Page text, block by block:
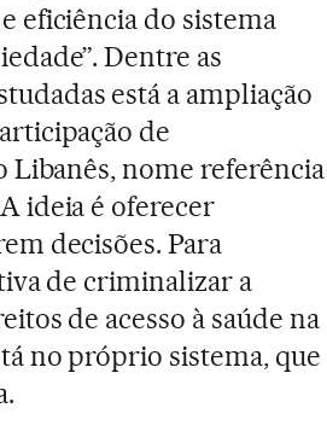
eficiência do sistema
Dentre as
está a ampliação
de
Libanês, nome referência
ideia é oferecer
decisões. Para
de criminalizar a
de acesso à saúde na
no próprio sistema, que